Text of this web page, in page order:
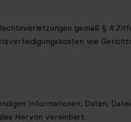
gemäß § 4
wie
Informationen, Daten,
hiervon vereinbart.